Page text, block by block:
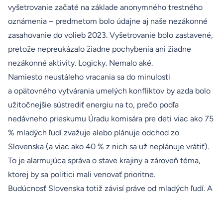
vyšetrovanie začaté na základe anonymného trestného
oznámenia – predmetom bolo údajne aj naše nezákonné
zasahovanie do volieb 2023. Vyšetrovanie bolo zastavené,
pretože nepreukázalo žiadne pochybenia ani žiadne
nezákonné aktivity. Logicky. Nemalo aké.
Namiesto neustáleho vracania sa do minulosti
a opätovného vytvárania umelých konfliktov by azda bolo
užitočnejšie sústrediť energiu na to, prečo podľa
nedávneho prieskumu Úradu komisára pre deti viac ako 75
% mladých ľudí zvažuje alebo plánuje odchod zo
Slovenska (a viac ako 40 % z nich sa už neplánuje vrátiť).
To je alarmujúca správa o stave krajiny a zároveň téma,
ktorej by sa politici mali venovať prioritne.
Budúcnosť Slovenska totiž závisí práve od mladých ľudí. A